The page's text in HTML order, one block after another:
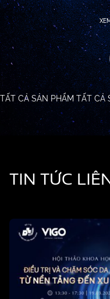
TẤT CẢ SẢN PHẨM TẤT CẢ
TIN TỨC